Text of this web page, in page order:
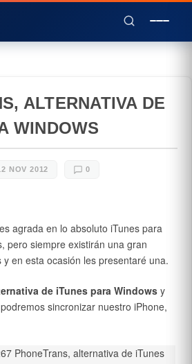
ALTERNATIVA DE
WINDOWS
NOV 2012 0
agrada en lo absoluto iTunes para
pero siempre existirán una gran
en esta ocasión les presentaré una.
de iTunes para Windows y
sincronizar nuestro iPhone,